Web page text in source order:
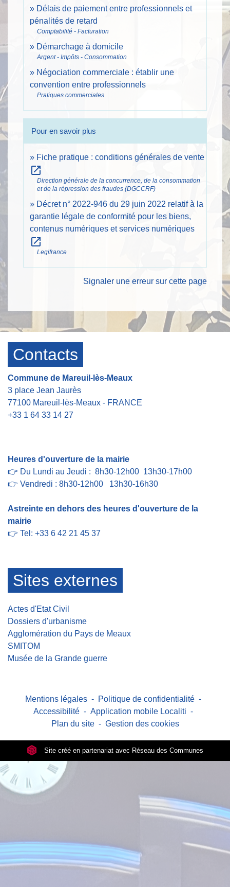
Délais de paiement entre professionnels et
pénalités de retard
Comptabilité - Facturation
Démarchage à domicile
Argent - Impôts - Consommation
Négociation commerciale : établir une
convention entre professionnels
Pratiques commerciales
Pour en savoir plus
Fiche pratique : conditions générales de vente
open_in_new
Direction générale de la concurrence, de la consommation
et de la répression des fraudes (DGCCRF)
Décret n° 2022-946 du 29 juin 2022 relatif à la
garantie légale de conformité pour les biens,
contenus numériques et services numériques
open_in_new
Legifrance
Signaler une erreur sur cette page
Contacts
Commune de Mareuil-lès-Meaux
3 place Jean Jaurès
77100 Mareuil-lès-Meaux - FRANCE
+33 1 64 33 14 27
Heures d'ouverture de la mairie
👉 Du Lundi au Jeudi : 8h30-12h00 13h30-17h00
👉 Vendredi : 8h30-12h00 13h30-16h30
Astreinte en dehors des heures d'ouverture de la
mairie
👉 Tel: +33 6 42 21 45 37
Sites externes
Actes d'Etat Civil
Dossiers d'urbanisme
Agglomération du Pays de Meaux
SMITOM
Musée de la Grande guerre
Mentions légales - Politique de confidentialité -
Accessibilité - Application mobile Localiti -
Plan du site - Gestion des cookies
Site créé en partenariat avec Réseau des Communes